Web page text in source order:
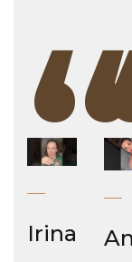
“
Irina